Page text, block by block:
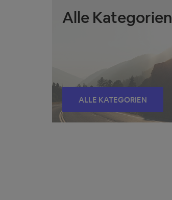
Alle Kategorien
ALLE KATEGORIEN